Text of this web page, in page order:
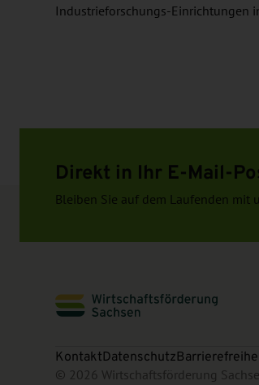
Industrieforschungs-Einrichtungen
Direkt in Ihr E-Mail-
Bleiben Sie auf dem Laufenden
KontaktDatenschutz
© 2026 Wirtschaftsförderung